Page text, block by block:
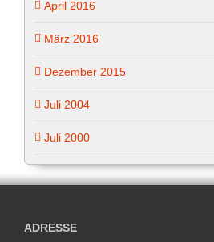
April 2016
März 2016
Dezember 2015
Juli 2004
Juli 2000
ADRESSE